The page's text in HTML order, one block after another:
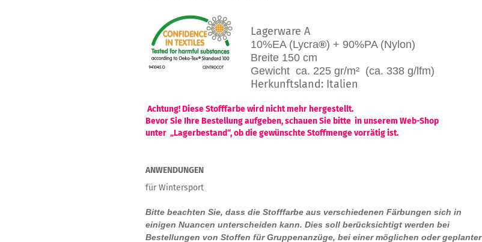
Lagerware A
10%EA (Lycra®) + 90%PA (Nylon)
Breite 150 cm
Gewicht ca. 225 gr/m² (ca. 338 g/lfm)
Herkunftsland: Italien
Achtung! Diese Stofffarbe wird nicht mehr hergestellt.
Bevor Sie Ihre Bestellung aufgeben, schauen Sie bitte in unserem Web-Shop
unter „Lagerbestand“, ob die gewünschte Stoffmenge vorrätig ist.
ANWENDUNGEN
für Wintersport
Bitte beachten Sie, dass die Stofffarbe aus verschiedenen Färbungen sich in
einigen Nuancen unterscheiden kann. Dies soll berücksichtigt werden bei
Bestellungen von Stoffen für Gruppenanzüge, bei einer möglichen oder geplanter